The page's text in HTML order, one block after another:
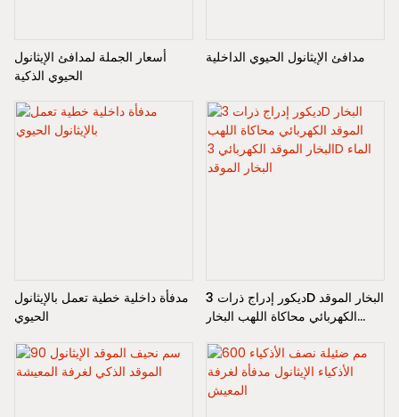
أسعار الجملة لمدافئ الإيثانول
الحيوي الذكية
مدافئ الإيثانول الحيوي الداخلية
مدفأة داخلية خطية تعمل بالإيثانول
الحيوي
ديكور إدراج ذرات 3D البخار الموقد
الكهربائي محاكاة اللهب البخار
الموقد